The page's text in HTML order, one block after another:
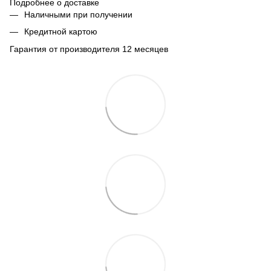
Подробнее о доставке
Наличными при получении
Кредитной картою
Гарантия от производителя 12 месяцев